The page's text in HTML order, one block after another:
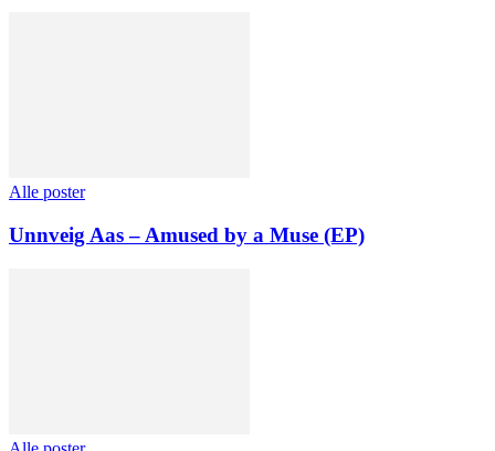
Alle poster
Unnveig Aas – Amused by a Muse (EP)